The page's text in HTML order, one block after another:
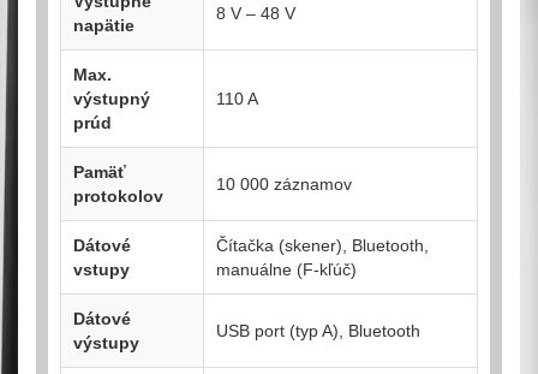
napätie
8 V – 48 V
Max.
výstupný
prúd
110 A
Pamäť
protokolov
10 000 záznamov
Dátové
vstupy
Čítačka (skener), Bluetooth,
manuálne (F-kľúč)
Dátové
výstupy
USB port (typ A), Bluetooth